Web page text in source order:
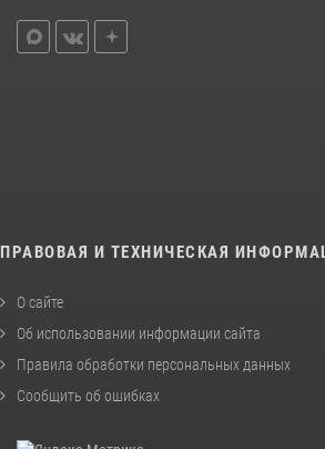
ПРАВОВАЯ И ТЕХНИЧЕСКАЯ
О сайте
Об использовании информации сайта
Правила обработки персональных данных
Сообщить об ошибках